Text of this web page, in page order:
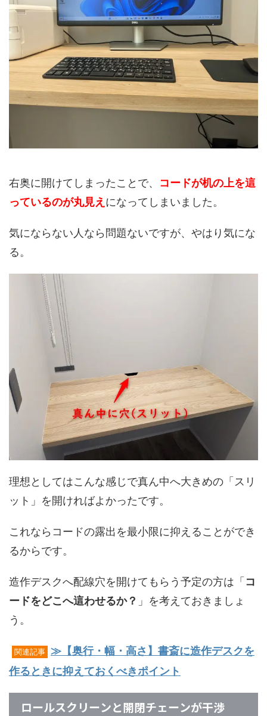
右奥に開けてしまったことで、 コードが机の上を這
っているのが丸見え になってしまいました。
気にならない人なら問題ないですが、やはり気にな
る。
理想としてはこんな感じで真ん中へ大きめの「スリ
ット」を開ければよかったです。
これならコードの露出を最小限に抑えることができ
るからです。
造作デスクへ配線穴を開けてもらう予定の方は「 コ
ードをどこへ這わせるか？ 」を考えておきましょ
う。
関連記事
≫【奥行・幅・高さ】書斎に造作デスクを
作るときに抑えておくべきポイント
ロールスクリーンと開閉チェーンが干渉